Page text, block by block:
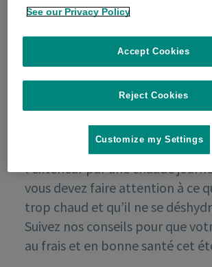
Votre chien adorera passer du
l’extérieur par une chaude
vous devez faire attention à ce
trop chaud et qu’il ne se
Suivez nos conseils pour que
au frais et en bonne santé cet
See our Privacy Policy
Reject Cookies
Accept Cookies
Customize my Settings